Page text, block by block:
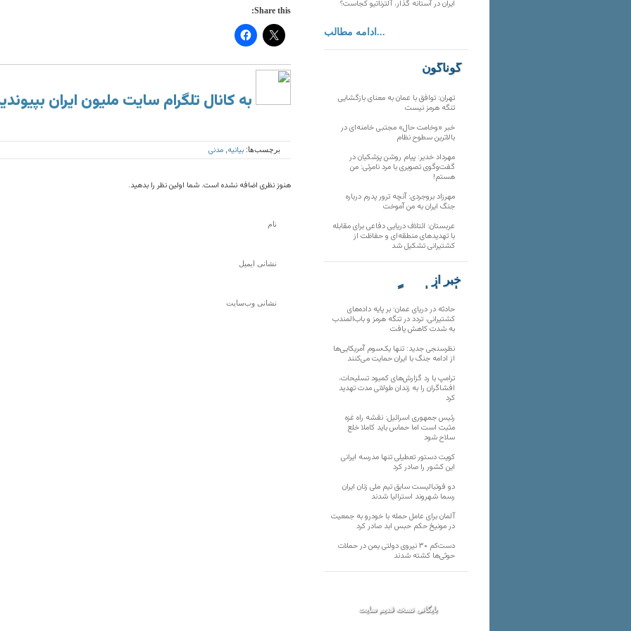
Share this:
به کانال تلگرام سایت ملیون ایران
برچسب‌ها: بیانیه مدنی
هنوز نظری اضافه نشده است. شما اولین نظر را بدهید.
ایران در آستانه گذار، آلترناتیو کجاست؟
ادامه مطالب...
گوناگون
تهران: توافق با عمان به معنای بازگشایی
تنگه هرمز نیست
خبر «وخامت حال» مجتبی خامنه‌ای در
بالاترین سطوح نظام
مهرداد خدیر: پیام روشن پزشکیان در
گفت‌و‌گوی تصویری با مرد نامرئی: من
هستم!
مهرزاد بروجردی: آنچه ترور پدرم درباره
جنگ ایران به من آموخت
عربستان: ائتلاف دریایی دفاعی برای مقابله
با تهدیدهای منطقه‌ای و حفاظت از
کشتیرانی تشکیل شد
خبر از
تارنماهای دیگر
حادثه در دریای عمان؛ بر پایه داده‌های
کشتیرانی، تردد در تنگه هرمز و باب‌المندب
به شدت کاهش یافت
نظرسنجی جدید: تنها یک‌سوم آمریکایی‌ها
از ادامه جنگ با ایران حمایت می‌کنند
ترامپ با رد گزارش‌های کمبود تسلیحات،
افشاگران را به زندان طولانی مدت تهدید
کرد
رئیس‌ جمهوری اسرائیل: نقشه راه غزه
مثبت است اما حماس باید کاملا خلع
سلاح شود
کویت دستور تعطیلی تنها مدرسه ایرانی
این کشور را صادر کرد
دو فوتبالیست سابق تیم ملی زنان ایران
رسما شهروند استرالیا شدند
آلمان برای عامل حمله با خودرو به جمعیت
در مونیخ حکم حبس ابد صادر کرد
دست‌کم ۳۰ نیروی دولتی یمن در حملات
حوثی‌ها کشته شدند
بایگانی نسخه قدیم سایت